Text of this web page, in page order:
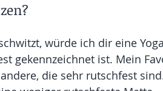
würde ich dir eine
gekennzeichnet ist. Mein
die sehr rutschfest